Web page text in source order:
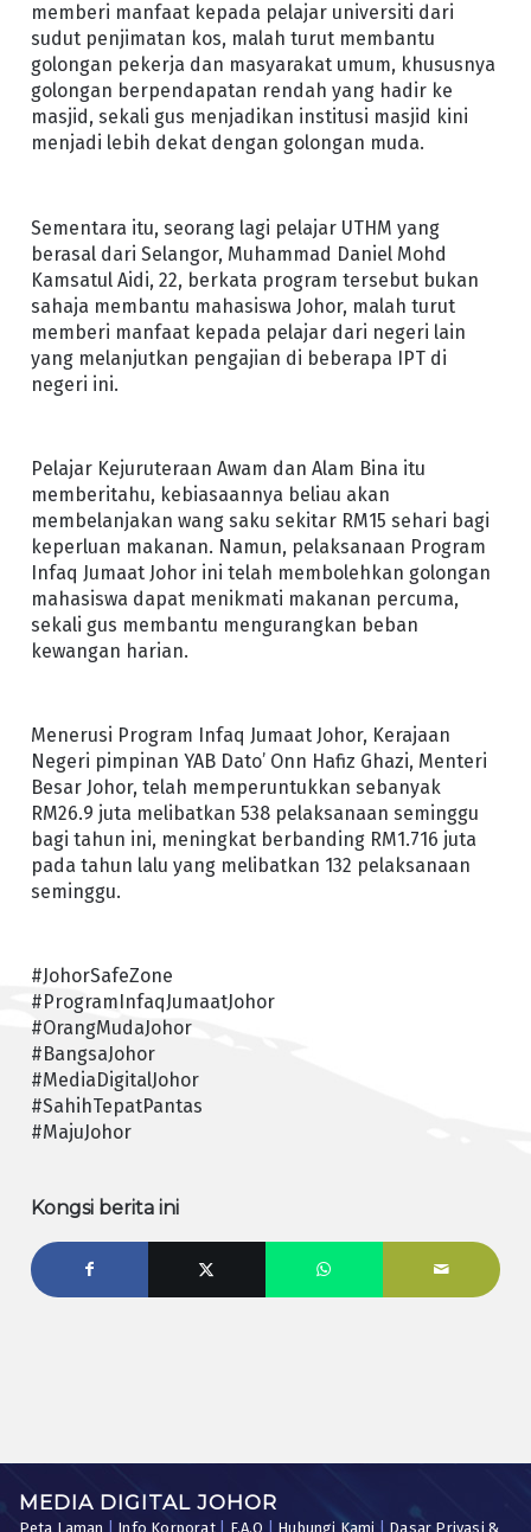
memberi manfaat kepada pelajar universiti dari
sudut penjimatan kos, malah turut membantu
golongan pekerja dan masyarakat umum, khususnya
golongan berpendapatan rendah yang hadir ke
masjid, sekali gus menjadikan institusi masjid kini
menjadi lebih dekat dengan golongan muda.
Sementara itu, seorang lagi pelajar UTHM yang
berasal dari Selangor, Muhammad Daniel Mohd
Kamsatul Aidi, 22, berkata program tersebut bukan
sahaja membantu mahasiswa Johor, malah turut
memberi manfaat kepada pelajar dari negeri lain
yang melanjutkan pengajian di beberapa IPT di
negeri ini.
Pelajar Kejuruteraan Awam dan Alam Bina itu
memberitahu, kebiasaannya beliau akan
membelanjakan wang saku sekitar RM15 sehari bagi
keperluan makanan. Namun, pelaksanaan Program
Infaq Jumaat Johor ini telah membolehkan golongan
mahasiswa dapat menikmati makanan percuma,
sekali gus membantu mengurangkan beban
kewangan harian.
Menerusi Program Infaq Jumaat Johor, Kerajaan
Negeri pimpinan YAB Dato’ Onn Hafiz Ghazi, Menteri
Besar Johor, telah memperuntukkan sebanyak
RM26.9 juta melibatkan 538 pelaksanaan seminggu
bagi tahun ini, meningkat berbanding RM1.716 juta
pada tahun lalu yang melibatkan 132 pelaksanaan
seminggu.
#JohorSafeZone
#ProgramInfaqJumaatJohor
#OrangMudaJohor
#BangsaJohor
#MediaDigitalJohor
#SahihTepatPantas
#MajuJohor
Kongsi berita ini
MEDIA DIGITAL JOHOR
Peta Laman Info Korporat| F.A.Q Hubungi Kami Dasar Privasi &